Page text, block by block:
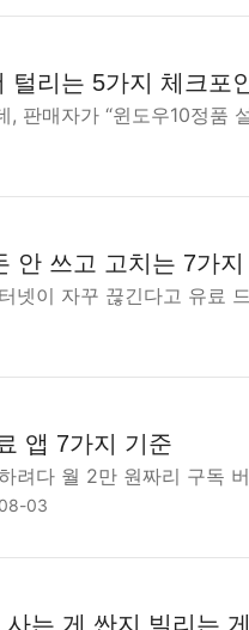
털리는 5가지 체크포
판매자가 “윈도우10정품
안 쓰고 고치는 7가지
넷이 자꾸 끊긴다고 유료
앱 7가지 기준
려다 월 2만 원짜리 구독
03
는 게 싼지 빌리는